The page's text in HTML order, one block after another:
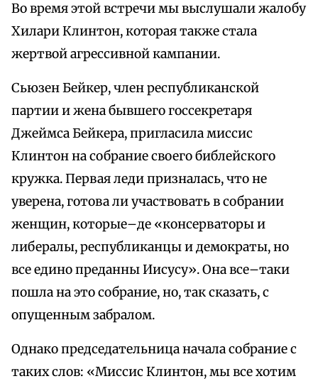
Во время этой встречи мы выслушали жалобу
Хилари Клинтон, которая также стала
жертвой агрессивной кампании.
Сьюзен Бейкер, член республиканской
партии и жена бывшего госсекретаря
Джеймса Бейкера, пригласила миссис
Клинтон на собрание своего библейского
кружка. Первая леди призналась, что не
уверена, готова ли участвовать в собрании
женщин, которые–де «консерваторы и
либералы, республиканцы и демократы, но
все едино преданны Иисусу». Она все–таки
пошла на это собрание, но, так сказать, с
опущенным забралом.
Однако председательница начала собрание с
таких слов: «Миссис Клинтон, мы все хотим